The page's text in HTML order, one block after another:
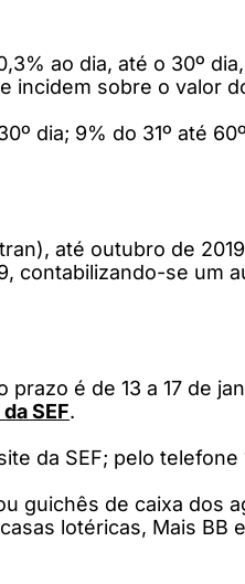
ao dia, até o 30º
incidem sobre o valor
dia; 9% do 31º até
até outubro de
contabilizando-se
é de 13 a 17 de
SEF.
da SEF; pelo telefone
guichês de caixa dos
lotéricas, Mais